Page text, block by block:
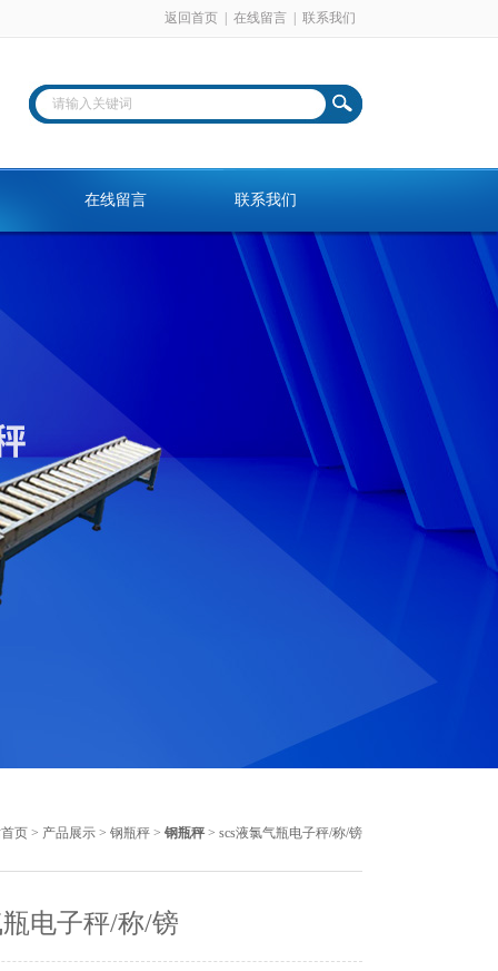
返回首页 在线留言 联系我们
在线留言 联系我们
页 > 产品展示 > 钢瓶秤 > 钢瓶秤> scs液氯气瓶电子秤/称/镑
电子秤/称/镑